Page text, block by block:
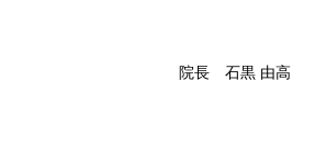
院長 石黒 由高